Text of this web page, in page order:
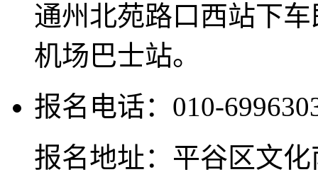
通州北苑路口西站下
机场巴士站。
报名电话：010-
报名地址：平谷区文